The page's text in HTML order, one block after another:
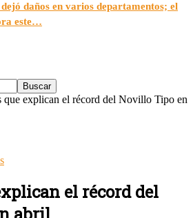
daños en varios departamentos; el
este…
que explican el récord del Novillo Tipo en
el récord del